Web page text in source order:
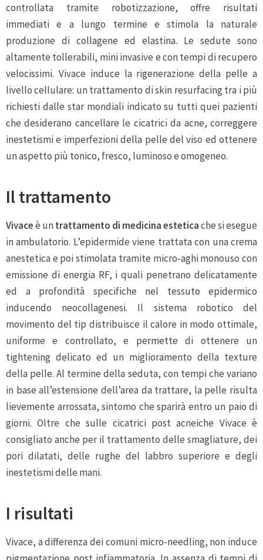
controllata tramite robotizzazione, offre risultati
immediati e a lungo termine e stimola la naturale
produzione di collagene ed elastina. Le sedute sono
altamente tollerabili, mini invasive e con tempi di recupero
velocissimi. Vivace induce la rigenerazione della pelle a
livello cellulare: un trattamento di skin resurfacing tra i più
richiesti dalle star mondiali indicato su tutti quei pazienti
che desiderano cancellare le cicatrici da acne, correggere
inestetismi e imperfezioni della pelle del viso ed ottenere
un aspetto più tonico, fresco, luminoso e omogeneo.
Il trattamento
Vivaceè untrattamento di medicina esteticache si esegue
in ambulatorio. L’epidermide viene trattata con una crema
anestetica e poi stimolata tramite micro-aghi monouso con
emissione di energia RF, i quali penetrano delicatamente
ed a profondità specifiche nel tessuto epidermico
inducendo neocollagenesi. Il sistema robotico del
movimento del tip distribuisce il calore in modo ottimale,
uniforme e controllato, e permette di ottenere un
tightening delicato ed un miglioramento della texture
della pelle. Al termine della seduta, con tempi che variano
in base all’estensione dell’area da trattare, la pelle risulta
lievemente arrossata, sintomo che sparirà entro un paio di
giorni. Oltre che sulle cicatrici post acneiche Vivace è
consigliato anche per il trattamento delle smagliature, dei
pori dilatati, delle rughe del labbro superiore e degli
inestetismi delle mani.
I risultati
Vivace, a differenza dei comuni micro-needling, non induce